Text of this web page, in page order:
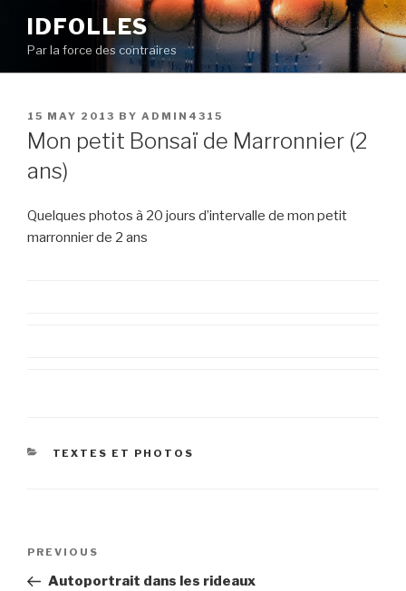
content
IDFOLLES
Par la force des contraires
POSTED
ON
15 MAY 2013 BY ADMIN4315
Mon petit Bonsaï de Marronnier (2
ans)
Quelques photos à 20 jours d’intervalle de mon petit
marronnier de 2 ans
CATEGORIES
TEXTES ET PHOTOS
Previous
Post
PREVIOUS
Autoportrait dans les rideaux